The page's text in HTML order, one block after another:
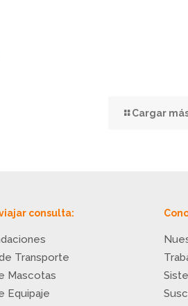
Cargar
consulta:
Transporte
Mascotas
Equipaje